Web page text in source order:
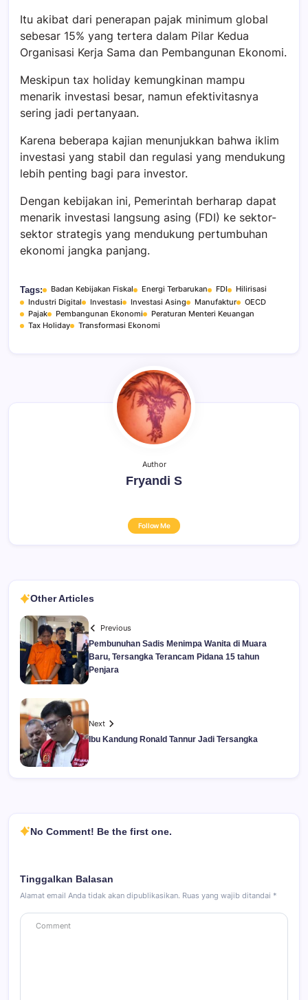
Itu akibat dari penerapan pajak minimum global
sebesar 15% yang tertera dalam Pilar Kedua
Organisasi Kerja Sama dan Pembangunan Ekonomi.
Meskipun tax holiday kemungkinan mampu
menarik investasi besar, namun efektivitasnya
sering jadi pertanyaan.
Karena beberapa kajian menunjukkan bahwa iklim
investasi yang stabil dan regulasi yang mendukung
lebih penting bagi para investor.
Dengan kebijakan ini, Pemerintah berharap dapat
menarik investasi langsung asing (FDI) ke sektor-
sektor strategis yang mendukung pertumbuhan
ekonomi jangka panjang​.
Tags: Badan Kebijakan Fiskal Energi Terbarukan FDI
Hilirisasi
Industri Digital
Investasi Investasi Asing Manufaktur
OECD
Pajak
Pembangunan Ekonomi
Peraturan Menteri Keuangan
Tax Holiday
Transformasi Ekonomi
Author
Fryandi S
Follow Me
Other Articles
Previous
Pembunuhan Sadis Menimpa Wanita di Muara
Baru, Tersangka Terancam Pidana 15 tahun
Penjara
Next
Ibu Kandung Ronald Tannur Jadi Tersangka
No Comment! Be the first one.
Tinggalkan Balasan
Alamat email Anda tidak akan dipublikasikan. Ruas yang wajib ditandai *